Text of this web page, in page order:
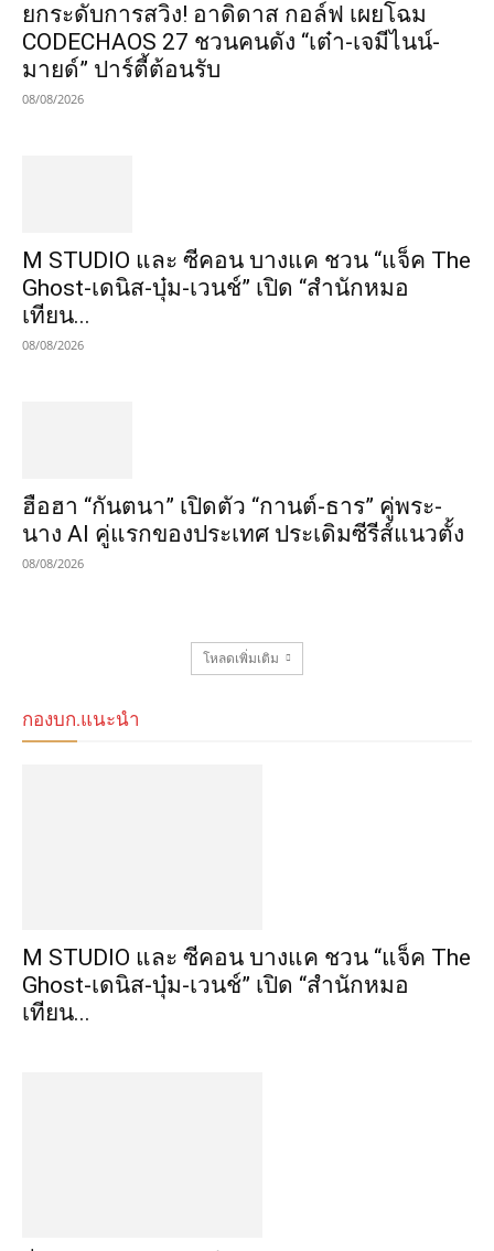
​ยกระดับการสวิง! อาดิดาส กอล์ฟ เผยโฉม
CODECHAOS 27 ชวนคนดัง “เต๋า-เจมีไนน์-
มายด์” ปาร์ตี้ต้อนรับ
08/08/2026
M STUDIO และ ซีคอน บางแค ชวน “แจ็ค The
Ghost-เดนิส-บุ๋ม-เวนช์” เปิด “สำนักหมอ
เทียน...
08/08/2026
ฮือฮา “กันตนา” เปิดตัว “กานต์-ธาร” คู่พระ-
นาง AI คู่แรกของประเทศ ประเดิมซีรีส์แนวตั้ง
08/08/2026
โหลดเพิ่มเติม
กองบก.แนะนำ
M STUDIO และ ซีคอน บางแค ชวน “แจ็ค The
Ghost-เดนิส-บุ๋ม-เวนช์” เปิด “สำนักหมอ
เทียน...